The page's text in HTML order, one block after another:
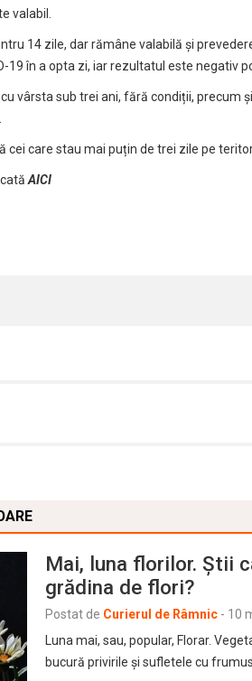
valabil.
14 zile, dar rămâne valabilă şi
19 în a opta zi, iar rezultatul este negativ
vârsta sub trei ani, fără condiții, precum
cei care stau mai puțin de trei zile pe
AICI
Mai, luna florilor. Știi
grădina de flori?
Postat de Curierul de Râmnic - 10
Luna mai, sau, popular, Florar.
bucură privirile și sufletele cu